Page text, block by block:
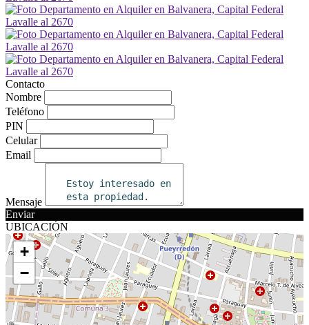
Contacto
Nombre
Teléfono
PIN
Celular
Email
Mensaje
Enviar
UBICACIÓN
+
−